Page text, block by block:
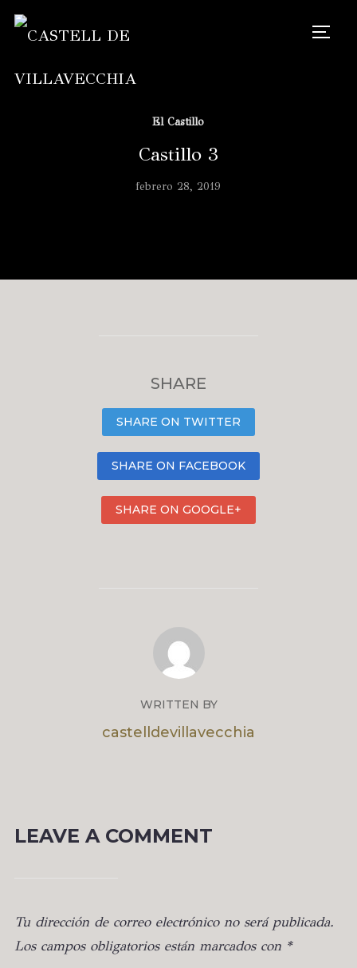
El Castillo
Castillo 3
febrero 28, 2019
SHARE
SHARE ON TWITTER
SHARE ON FACEBOOK
SHARE ON GOOGLE+
WRITTEN BY
castelldevillavecchia
LEAVE A COMMENT
Tu dirección de correo electrónico no será publicada.
Los campos obligatorios están marcados con *